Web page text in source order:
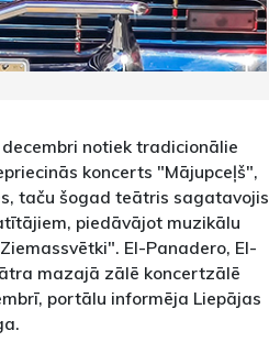
notiek tradicionālie
koncerts "Mājupceļš",
taču šogad teātris sagatavojis
piedāvājot muzikālu
El-Panadero, El-
mazajā zālē koncertzālē
portālu informēja Liepājas